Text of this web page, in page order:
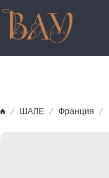
ШАЛЕ Франция